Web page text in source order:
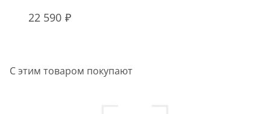
22 590
С этим товаром покупают